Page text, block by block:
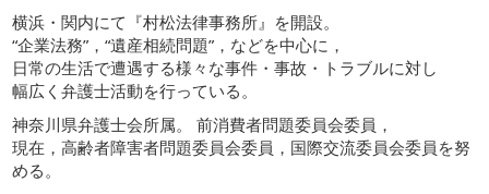
横浜・関内にて『村松法律事務所』を開設。
“企業法務”，“遺産相続問題”，などを中心に，
日常の生活で遭遇する様々な事件・事故・トラブルに対し
幅広く弁護士活動を行っている。
神奈川県弁護士会所属。 前消費者問題委員会委員，
現在，高齢者障害者問題委員会委員，国際交流委員会委員を努
める。